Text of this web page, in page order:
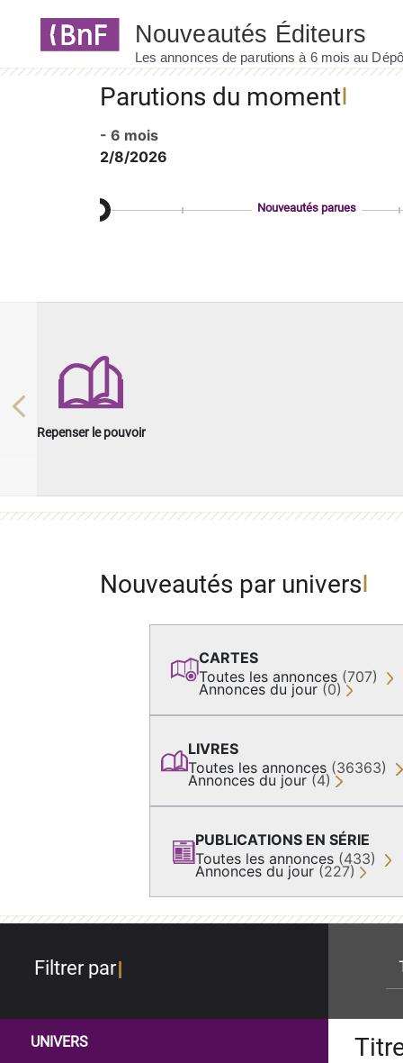
Parutions du moment
- 6 mois
2/8/2026
Nouveautés parues
Repenser le pouvoir
Previous
Nouveautés par univers
CARTES
Toutes les annonces (707)
Annonces du jour (0)
LIVRES
Toutes les annonces (36363)
Annonces du jour (4)
PUBLICATIONS EN SÉRIE
Toutes les annonces (433)
Annonces du jour (227)
Filtrer par
UNIVERS